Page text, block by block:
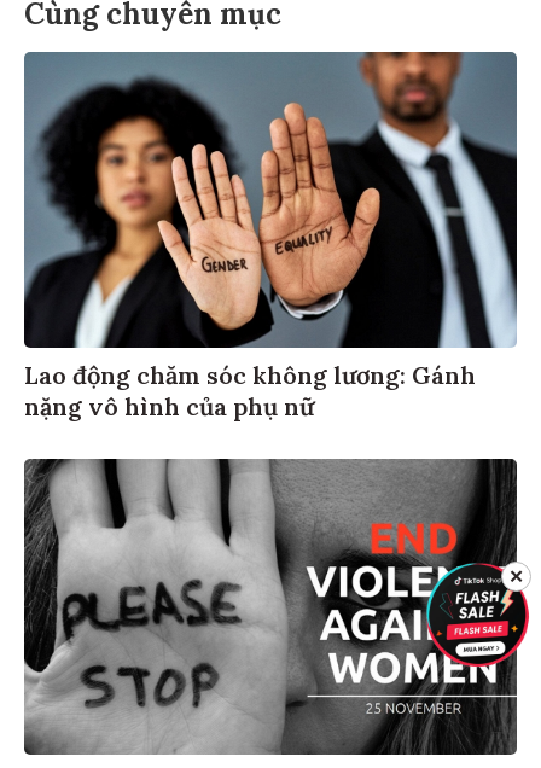
Cùng chuyên mục
Lao động chăm sóc không lương: Gánh
nặng vô hình của phụ nữ
✕